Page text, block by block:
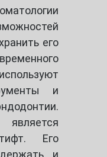
его
и
Его
и